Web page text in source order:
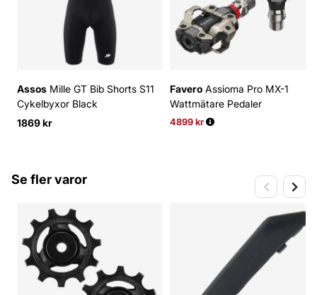
Assos Mille GT Bib Shorts S11
Cykelbyxor Black
1869 kr
Favero Assioma Pro MX-1
Wattmätare Pedaler
4899 kr
Ordinarie pris:
Se fler varor